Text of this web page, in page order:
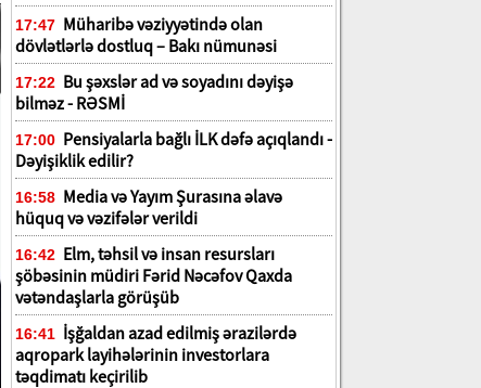
17:47 Müharibə vəziyyətində olan
dövlətlərlə dostluq – Bakı nümunəsi
17:22 Bu şəxslər ad və soyadını dəyişə
bilməz - RƏSMİ
17:00 Pensiyalarla bağlı İLK dəfə açıqlandı -
Dəyişiklik edilir?
16:58 Media və Yayım Şurasına əlavə
hüquq və vəzifələr verildi
16:42 Elm, təhsil və insan resursları
şöbəsinin müdiri Fərid Nəcəfov Qaxda
vətəndaşlarla görüşüb
16:41 İşğaldan azad edilmiş ərazilərdə
aqropark layihələrinin investorlara
təqdimatı keçirilib